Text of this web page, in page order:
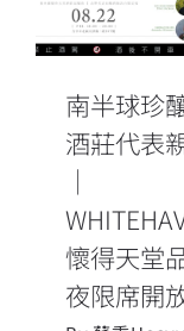
夜限席
南半球珍
酒莊代表
｜
懷得天堂
夜限席開